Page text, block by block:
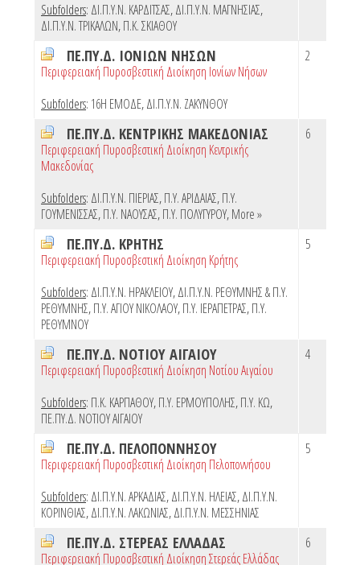
Subfolders: ΔΙ.Π.Υ.Ν. ΚΑΡΔΙΤΣΑΣ,ΔΙ.Π.Υ.Ν. ΜΑΓΝΗΣΙΑΣ,
ΔΙ.Π.Υ.Ν. ΤΡΙΚΑΛΩΝ,Π.Κ. ΣΚΙΑΘΟΥ
ΠΕ.ΠΥ.Δ. ΙΟΝΙΩΝ ΝΗΣΩΝ
Περιφερειακή Πυροσβεστική Διοίκηση Ιονίων Νήσων
Subfolders: 16Η ΕΜΟΔΕ,ΔΙ.Π.Υ.Ν. ΖΑΚΥΝΘΟΥ
2
ΠΕ.ΠΥ.Δ. ΚΕΝΤΡΙΚΗΣ ΜΑΚΕΔΟΝΙΑΣ
Περιφερειακή Πυροσβεστική Διοίκηση Κεντρικής
Μακεδονίας
Subfolders: ΔΙ.Π.Υ.Ν. ΠΙΕΡΙΑΣ,Π.Υ. ΑΡΙΔΑΙΑΣ,Π.Υ.
ΓΟΥΜΕΝΙΣΣΑΣ,Π.Υ. ΝΑΟΥΣΑΣ,Π.Υ. ΠΟΛΥΓΥΡΟΥ,More »
6
ΠΕ.ΠΥ.Δ. ΚΡΗΤΗΣ
Περιφερειακή Πυροσβεστική Διοίκηση Κρήτης
Subfolders: ΔΙ.Π.Υ.Ν. ΗΡΑΚΛΕΙΟΥ,ΔΙ.Π.Υ.Ν. ΡΕΘΥΜΝΗΣ & Π.Υ.
ΡΕΘΥΜΝΗΣ,Π.Υ. ΑΓΙΟΥ ΝΙΚΟΛΑΟΥ,Π.Υ. ΙΕΡΑΠΕΤΡΑΣ,Π.Υ.
ΡΕΘΥΜΝΟΥ
5
ΠΕ.ΠΥ.Δ. ΝΟΤΙΟΥ ΑΙΓΑΙΟΥ
Περιφερειακή Πυροσβεστική Διοίκηση Νοτίου Αιγαίου
Subfolders: Π.Κ. ΚΑΡΠΑΘΟΥ,Π.Υ. ΕΡΜΟΥΠΟΛΗΣ,Π.Υ. ΚΩ,
ΠΕ.ΠΥ.Δ. ΝΟΤΙΟΥ ΑΙΓΑΙΟΥ
4
ΠΕ.ΠΥ.Δ. ΠΕΛΟΠΟΝΝΗΣΟΥ
Περιφερειακή Πυροσβεστική Διοίκηση Πελοποννήσου
Subfolders: ΔΙ.Π.Υ.Ν. ΑΡΚΑΔΙΑΣ,ΔΙ.Π.Υ.Ν. ΗΛΕΙΑΣ,ΔΙ.Π.Υ.Ν.
ΚΟΡΙΝΘΙΑΣ,ΔΙ.Π.Υ.Ν. ΛΑΚΩΝΙΑΣ,ΔΙ.Π.Υ.Ν. ΜΕΣΣΗΝΙΑΣ
5
ΠΕ.ΠΥ.Δ. ΣΤΕΡΕΑΣ ΕΛΛΑΔΑΣ
Περιφερειακή Πυροσβεστική Διοίκηση Στερεάς Ελλάδας
6